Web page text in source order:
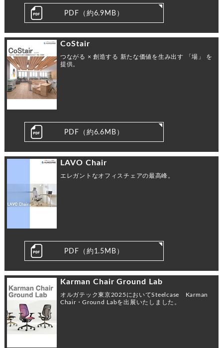
PDF（約6.9MB）
CoStair
つながる × 創造する 新たな価値を生み出す 「場」 を
提供。
PDF（約6.6MB）
LAVO Chair
エレガントなオフィスチェアの最高峰。
PDF（約1.5MB）
Karman Chair Ground Lab
オルガテック東京2025においてSteelcase Karman
Chair・Ground Labを出展いたしました。